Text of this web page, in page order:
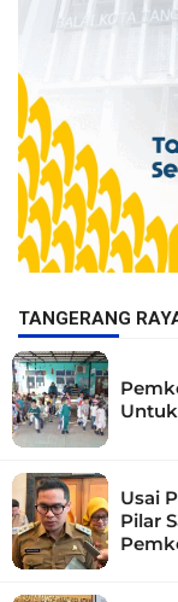
TANGERANG
Untuk
Usai
Pilar